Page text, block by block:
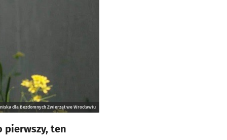
dla Bezdomnych Zwierząt we Wrocławiu
pierwszy, ten